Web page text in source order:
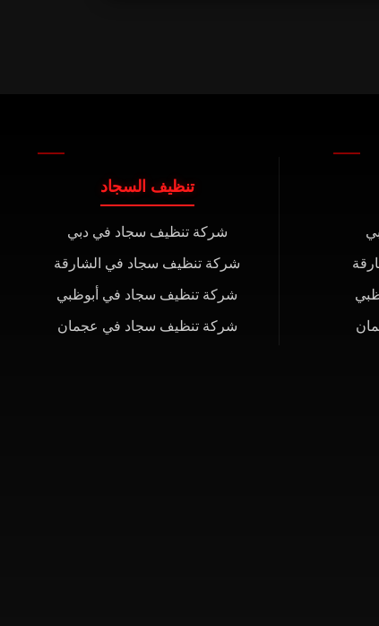
تنظيف السجاد
شركة تنظيف سجاد في دبي
شركة تنظيف سجاد في الشارقة
شركة تنظيف سجاد في أبوظبي
شركة تنظيف سجاد في عجمان